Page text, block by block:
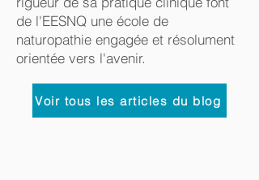
de l'EESNQ une école de
naturopathie engagée et résolument
orientée vers l'avenir.
Voir tous les articles du blog